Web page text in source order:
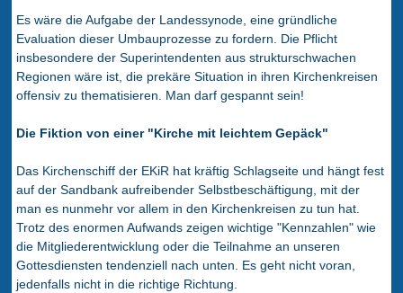
Es wäre die Aufgabe der Landessynode, eine gründliche
Evaluation dieser Umbauprozesse zu fordern. Die Pflicht
insbesondere der Superintendenten aus strukturschwachen
Regionen wäre ist, die prekäre Situation in ihren Kirchenkreisen
offensiv zu thematisieren. Man darf gespannt sein!
Die Fiktion von einer "Kirche mit leichtem Gepäck"
Das Kirchenschiff der EKiR hat kräftig Schlagseite und hängt fest
auf der Sandbank aufreibender Selbstbeschäftigung, mit der
man es nunmehr vor allem in den Kirchenkreisen zu tun hat.
Trotz des enormen Aufwands zeigen wichtige "Kennzahlen" wie
die Mitgliederentwicklung oder die Teilnahme an unseren
Gottesdiensten tendenziell nach unten. Es geht nicht voran,
jedenfalls nicht in die richtige Richtung.